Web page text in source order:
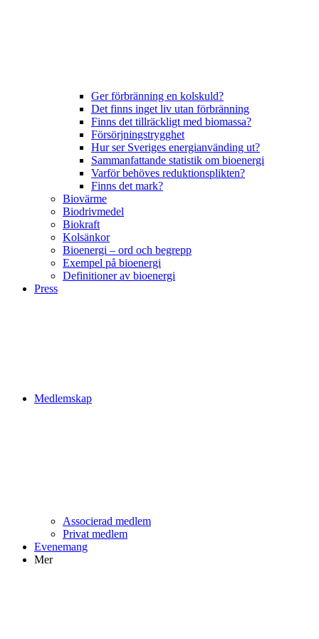
Ger förbränning en kolskuld?
Det finns inget liv utan förbränning
Finns det tillräckligt med biomassa?
Försörjningstrygghet
Hur ser Sveriges energianvänding ut?
Sammanfattande statistik om bioenergi
Varför behöves reduktionsplikten?
Finns det mark?
Biovärme
Biodrivmedel
Biokraft
Kolsänkor
Bioenergi – ord och begrepp
Exempel på bioenergi
Definitioner av bioenergi
Press
Medlemskap
Associerad medlem
Privat medlem
Evenemang
Mer